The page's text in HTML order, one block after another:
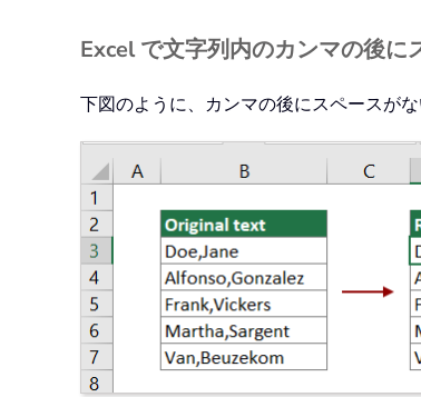
Excel で文字列内のカンマの後に
下図のように、カンマの後にスペースが